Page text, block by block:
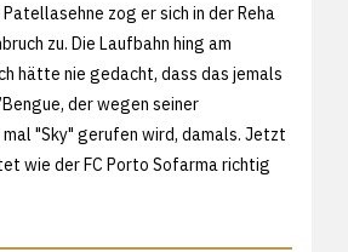
zog er sich in der Reha
zu. Die Laufbahn hing am
hätte nie gedacht, dass das jemals
der wegen seiner
"Sky" gerufen wird, damals. Jetzt
wie der FC Porto Sofarma richtig